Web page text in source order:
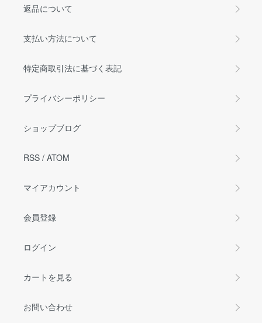
返品について
支払い方法について
特定商取引法に基づく表記
プライバシーポリシー
ショップブログ
RSS / ATOM
マイアカウント
会員登録
ログイン
カートを見る
お問い合わせ